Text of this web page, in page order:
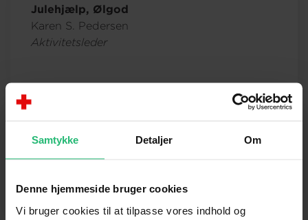
Samtykke Detaljer Om
Denne hjemmeside bruger cookies
Vi bruger cookies til at tilpasse vores indhold og
Julehjælp, Ølgod
Karen S. Pedersen
Aktivitetsleder
Ida Bau Andersen
Aktivitetsleder